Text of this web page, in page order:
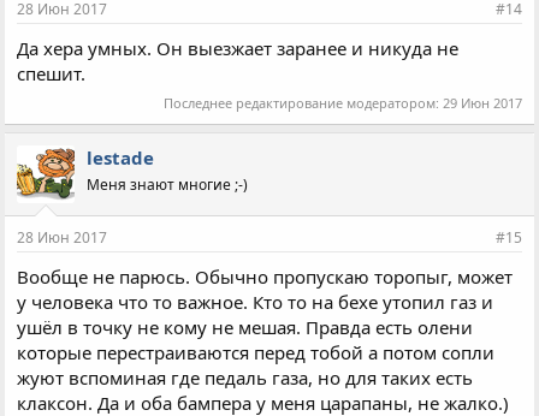
28 Июн 2017 #14
Да хера умных. Он выезжает заранее и никуда не
спешит.
Последнее редактирование модератором: 29 Июн 2017
lestade
Меня знают многие ;-)
28 Июн 2017 #15
Вообще не парюсь. Обычно пропускаю торопыг, может
у человека что то важное. Кто то на бехе утопил газ и
ушёл в точку не кому не мешая. Правда есть олени
которые перестраиваются перед тобой а потом сопли
жуют вспоминая где педаль газа, но для таких есть
клаксон. Да и оба бампера у меня царапаны, не жалко.)